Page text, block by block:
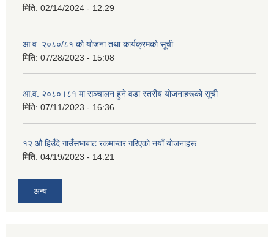
मिति: 02/14/2024 - 12:29
आ.व. २०८०/८१ को योजना तथा कार्यक्रमको सूची
मिति: 07/28/2023 - 15:08
आ.व. २०८०।८१ मा सञ्चालन हुने वडा स्तरीय योजनाहरूको सूची
मिति: 07/11/2023 - 16:36
१२ औ हिउँदे गाउँसभाबाट रकमान्तर गरिएको नयाँ योजनाहरू
मिति: 04/19/2023 - 14:21
अन्य